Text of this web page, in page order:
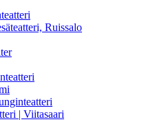
Ruissalo
| Viitasaari